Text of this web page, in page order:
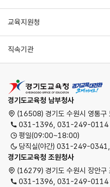
교육지원청
직속기관
경기도교육청
경기도교육청 남부청사
(16508) 경기도 수원시 영통구
031-1396, 031-249-0114
평일(09:00~18:00)
당직실(야간) 031-249-
경기도교육청 조원청사
(16279) 경기도 수원시 장안구
031-1396, 031-249-0114